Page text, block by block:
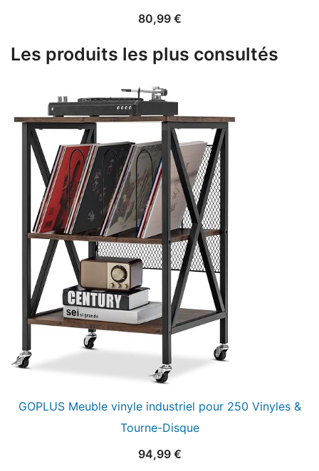
80,99 €
Les produits les plus consultés
GOPLUS Meuble vinyle industriel pour 250 Vinyles &
Tourne-Disque
94,99 €